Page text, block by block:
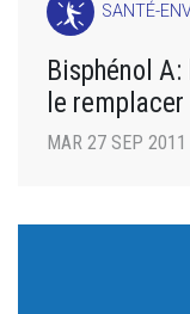
SANTÉ-
Bisphénol A:
le
MAR 27 SEP 2011